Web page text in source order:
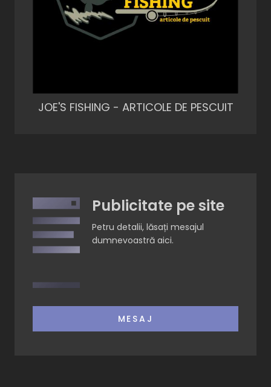
JOE'S FISHING - ARTICOLE DE PESCUIT
Publicitate pe site
Petru detalii, lăsați mesajul
dumnevoastră aici.
MESAJ